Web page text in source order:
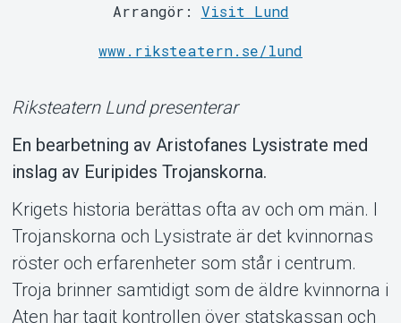
MyTickster
Support
Arrangör: Visit Lund
www.riksteatern.se/lund
Riksteatern Lund presenterar
En bearbetning av Aristofanes Lysistrate med
inslag av Euripides Trojanskorna.
Krigets historia berättas ofta av och om män. I
Trojanskorna och Lysistrate är det kvinnornas
röster och erfarenheter som står i centrum.
Troja brinner samtidigt som de äldre kvinnorna i
Aten har tagit kontrollen över statskassan och